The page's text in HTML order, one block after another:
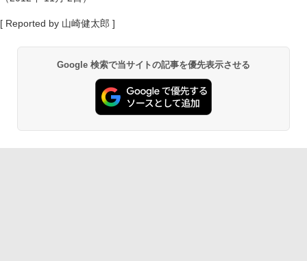
[ Reported by 山崎健太郎 ]
Google 検索で当サイトの記事を優先表示させる